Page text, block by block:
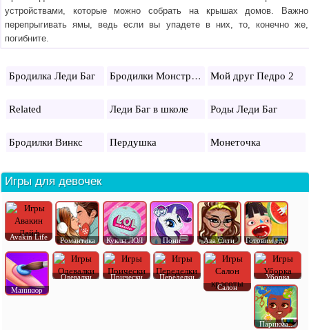
устройствами, которые можно собрать на крышах домов. Важно
перепрыгивать ямы, ведь если вы упадете в них, то, конечно же,
погибните.
Бродилка Леди Баг Бродилки Монстр Хай Мой друг Педро 2
Related Леди Баг в школе Роды Леди Баг
Бродилки Винкс Пердушка Монеточка
Игры для девочек
Avakin Life Романтика Куклы ЛОЛ Пони Ава Сити Готовим еду
Маникюр
Одевалки Прически
Переделки
Салон
Уборка
Парикма..